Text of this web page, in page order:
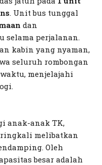
. Unit bus tunggal
dan
selama perjalanan.
kabin yang nyaman,
seluruh rombongan
menjelajahi
anak-anak TK,
melibatkan
Oleh
besar adalah